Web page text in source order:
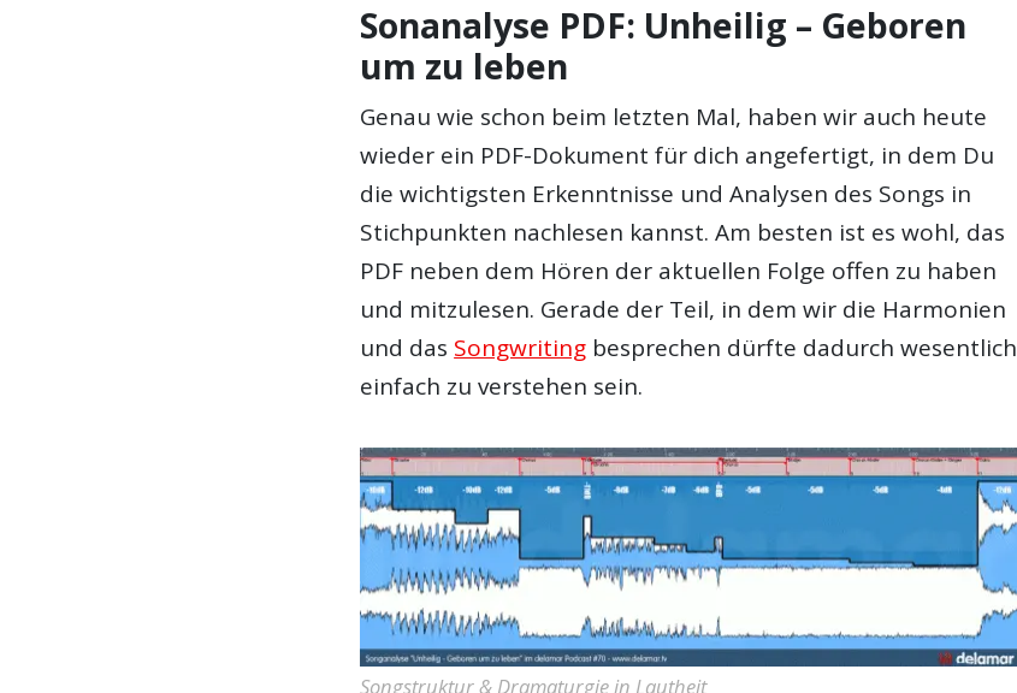
Sonanalyse PDF: Unheilig – Geboren
um zu leben
Genau wie schon beim letzten Mal, haben wir auch heute
wieder ein PDF-Dokument für dich angefertigt, in dem Du
die wichtigsten Erkenntnisse und Analysen des Songs in
Stichpunkten nachlesen kannst. Am besten ist es wohl, das
PDF neben dem Hören der aktuellen Folge offen zu haben
und mitzulesen. Gerade der Teil, in dem wir die Harmonien
und das Songwriting besprechen dürfte dadurch wesentlich
einfach zu verstehen sein.
Songstruktur & Dramaturgie in Lautheit